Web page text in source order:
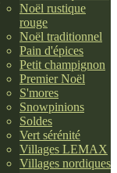
Noël rustique
rouge
Noël traditionnel
Pain d'épices
Petit champignon
Premier Noël
S'mores
Snowpinions
Soldes
Vert sérénité
Villages LEMAX
Villages nordiques